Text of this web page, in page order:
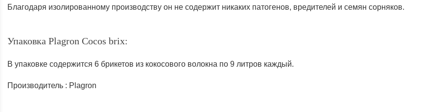
Благодаря изолированному производству он не содержит никаких патогенов, вредителей и семян сорняков.
Упаковка Plagron Cocos brix:
В упаковке содержится 6 брикетов из кокосового волокна по 9 литров каждый.
Производитель : Plagron